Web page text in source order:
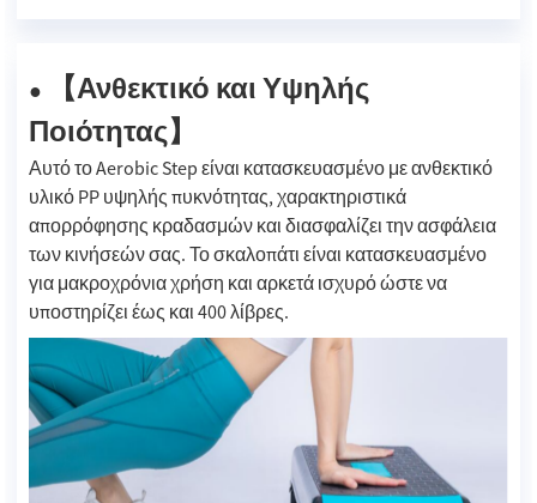
● 【Ανθεκτικό και Υψηλής
Ποιότητας】
Αυτό το Aerobic Step είναι κατασκευασμένο με ανθεκτικό
υλικό PP υψηλής πυκνότητας, χαρακτηριστικά
απορρόφησης κραδασμών και διασφαλίζει την ασφάλεια
των κινήσεών σας. Το σκαλοπάτι είναι κατασκευασμένο
για μακροχρόνια χρήση και αρκετά ισχυρό ώστε να
υποστηρίζει έως και 400 λίβρες.